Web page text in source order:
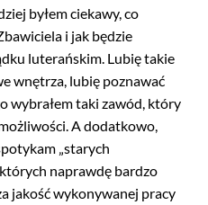
byłem ciekawy, co
i jak będzie
luterańskim. Lubię takie
wnętrza, lubię poznawać
wybrałem taki zawód, który
A dodatkowo,
„starych
naprawdę bardzo
jakość wykonywanej pracy